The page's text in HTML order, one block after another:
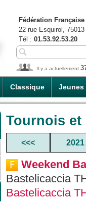
Classique Jeunes
Fédération
22 rue Esquirol,
Tél : 01.53.92.53.20
Il y a actuellement
Tournois
<<< 2021
Weekend
Bastelicaccia
Bastelicaccia